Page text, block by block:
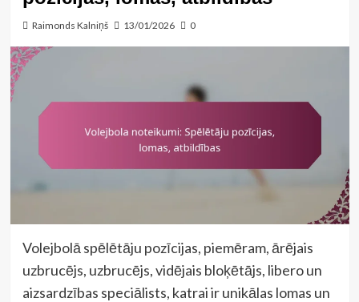
Raimonds Kalniņš 13/01/2026 0
Volejbolā spēlētāju pozīcijas, piemēram, ārējais
uzbrucējs, uzbrucējs, vidējais bloķētājs, libero un
aizsardzības speciālists, katrai ir unikālas lomas un